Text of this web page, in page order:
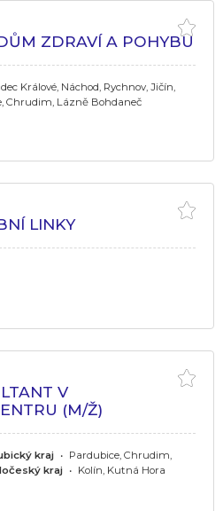
ZDRAVÍ A POHYBU
Králové, Náchod, Rychnov, Jičín,
Chrudim, Lázně Bohdaneč
LINKY
V
(M/Ž)
kraj • Pardubice, Chrudim,
kraj • Kolín, Kutná Hora